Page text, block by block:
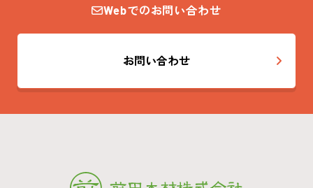
Webでのお問い合わせ
お問い合わせ